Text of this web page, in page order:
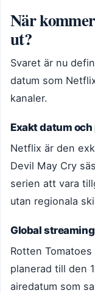
När
ut?
Svaret är nu
datum som
kanaler.
Exakt datum
Netflix är den
Devil May Cry
serien att vara
utan regionala
Global
Rotten
planerad till den
airedatum som